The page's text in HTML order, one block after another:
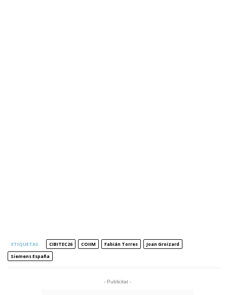
ETIQUETAS CIBITEC26 COIIM Fabián Torres
Joan Groizard
Siemens España
- Publicitat -